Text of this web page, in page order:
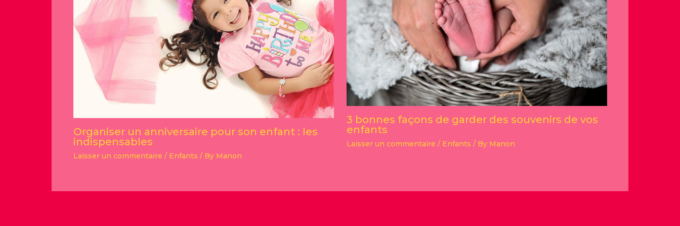
Organiser un anniversaire pour son enfant : les
indispensables
Laisser un commentaire / Enfants / By Manon
3 bonnes façons de garder des souvenirs de vos
enfants
Laisser un commentaire / Enfants / By Manon